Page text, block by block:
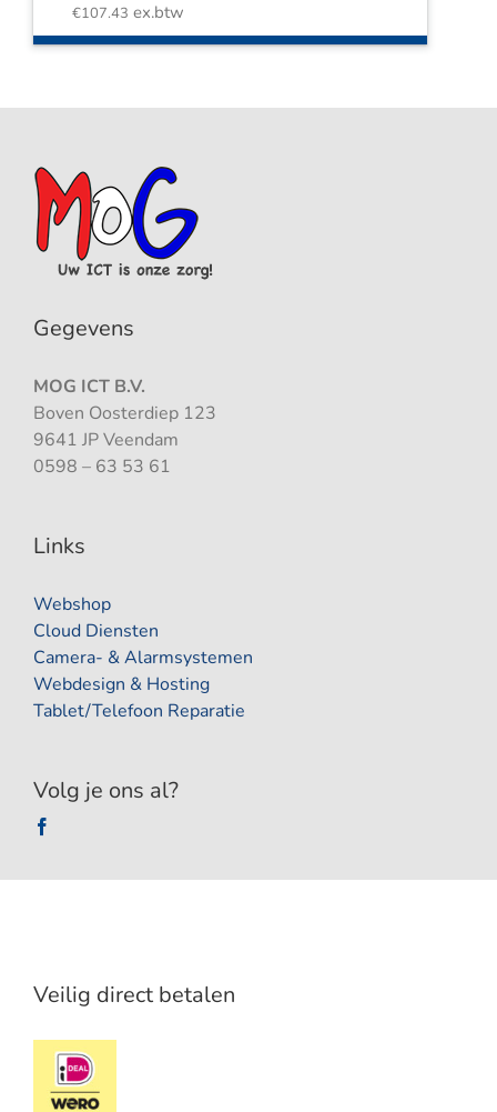
€107.43 ex.btw
Gegevens
MOG ICT B.V.
Boven Oosterdiep 123
9641 JP Veendam
0598 – 63 53 61
Links
Webshop
Cloud Diensten
Camera- & Alarmsystemen
Webdesign & Hosting
Tablet/Telefoon Reparatie
Volg je ons al?
Veilig direct betalen